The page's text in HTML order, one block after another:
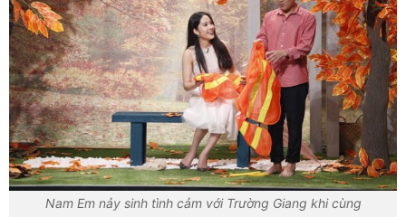
Nam Em nảy sinh tình cảm với Trường Giang khi cùng